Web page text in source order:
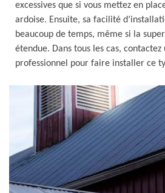
excessives que si vous mettez en
ardoise. Ensuite, sa facilité
beaucoup de temps, même si la
étendue. Dans tous les cas,
professionnel pour faire installer ce